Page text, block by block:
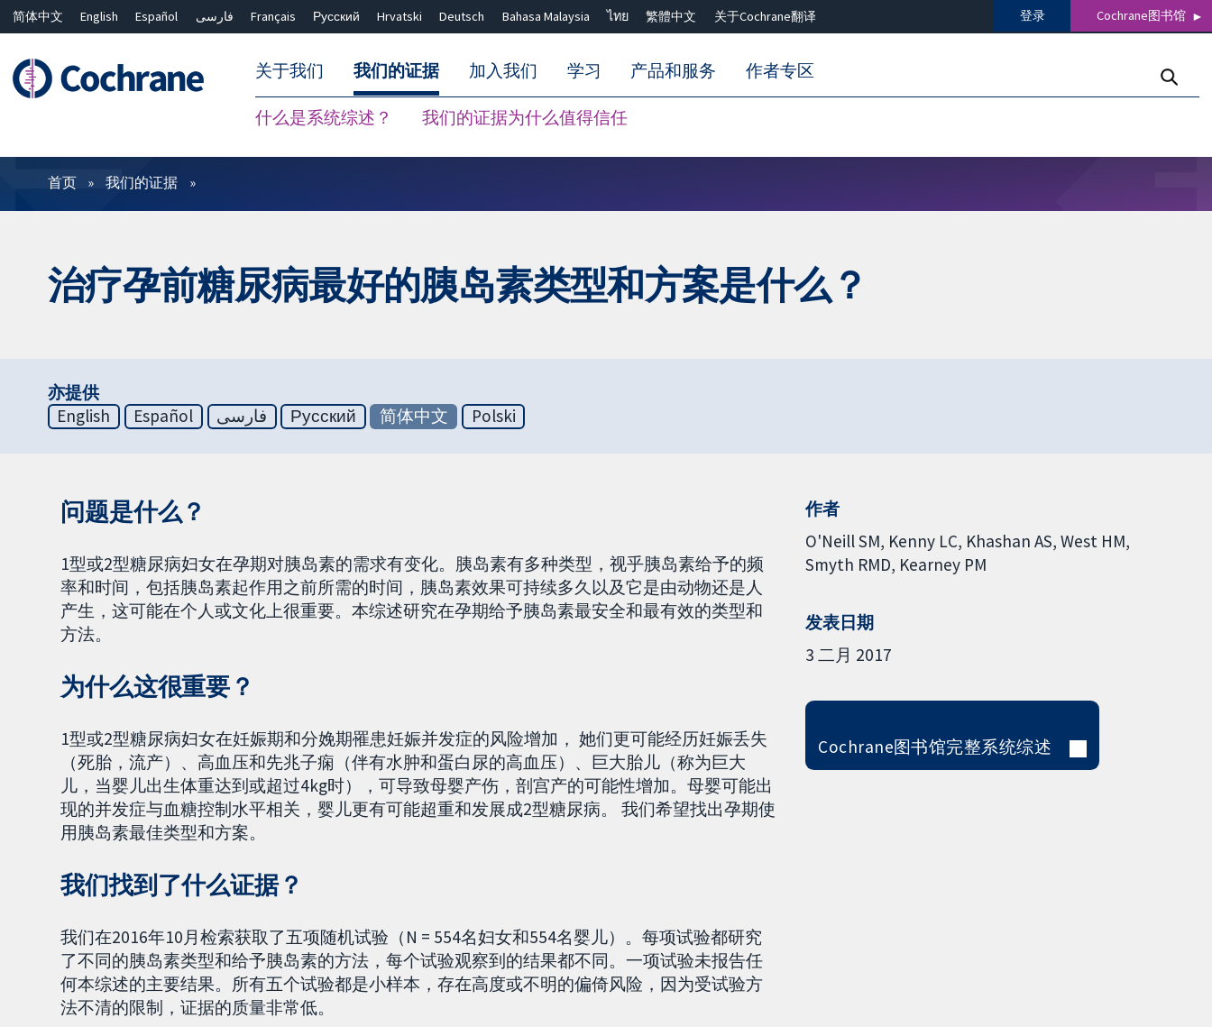
简体中文 English Español فارسی Français Русский Hrvatski Deutsch Bahasa Malaysia ไทย 繁體中文 关于Cochrane翻译 登录 Cochrane图书馆
关于我们 我们的证据
什么是系统综述？ 我们的证据为什么值得信任
加入我们 学习 产品和服务 作者专区
过滤
首页 我们的证据
治疗孕前糖尿病最好的胰岛素类型和方案是什么？
亦提供
English
Español فارسی Русский 简体中文 Polski
问题是什么？
1型或2型糖尿病妇女在孕期对胰岛素的需求有变化。胰岛素有多种类型，视乎胰岛素给予的频
率和时间，包括胰岛素起作用之前所需的时间，胰岛素效果可持续多久以及它是由动物还是人
产生，这可能在个人或文化上很重要。本综述研究在孕期给予胰岛素最安全和最有效的类型和
方法。
为什么这很重要？
1型或2型糖尿病妇女在妊娠期和分娩期罹患妊娠并发症的风险增加， 她们更可能经历妊娠丢失
（死胎，流产）、高血压和先兆子痫（伴有水肿和蛋白尿的高血压）、巨大胎儿（称为巨大
儿，当婴儿出生体重达到或超过4kg时），可导致母婴产伤，剖宫产的可能性增加。母婴可能出
现的并发症与血糖控制水平相关，婴儿更有可能超重和发展成2型糖尿病。 我们希望找出孕期使
用胰岛素最佳类型和方案。
我们找到了什么证据？
我们在2016年10月检索获取了五项随机试验（N = 554名妇女和554名婴儿）。每项试验都研究
了不同的胰岛素类型和给予胰岛素的方法，每个试验观察到的结果都不同。一项试验未报告任
何本综述的主要结果。所有五个试验都是小样本，存在高度或不明的偏倚风险，因为受试验方
法不清的限制，证据的质量非常低。
作者
O'Neill SM Kenny LC Khashan AS West HM
Smyth RMD Kearney PM
发表日期
3 二月 2017
Cochrane图书馆完整系统综述